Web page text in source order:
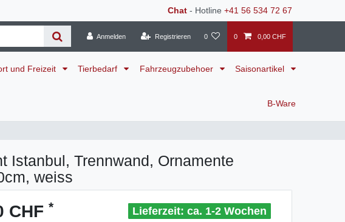
Chat - Hotline +41 56 534 72 67
Anmelden Registrieren 0 0 0,00 CHF
und Freizeit Tierbedarf Fahrzeugzubehoer Saisonartikel
B-Ware
Istanbul, Trennwand, Ornamente
weiss
CHF * ca. 1-2 Wochen